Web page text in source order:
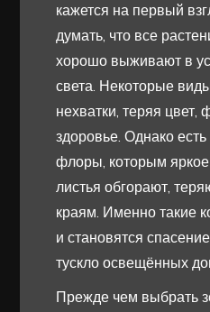
кажется на первый
думать, что все
хорошо выживают в
света. Некоторые
нехватки, теряя
здоровье. Однако
флоры, которым
листья обгорают,
краям. Именно такие
и становятся
тускло освещённых
Прежде чем выбрать